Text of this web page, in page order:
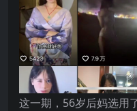
这一期，56岁后妈选用